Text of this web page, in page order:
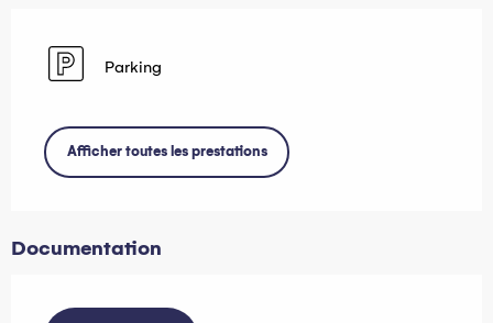
Parking
Afficher toutes les prestations
Documentation